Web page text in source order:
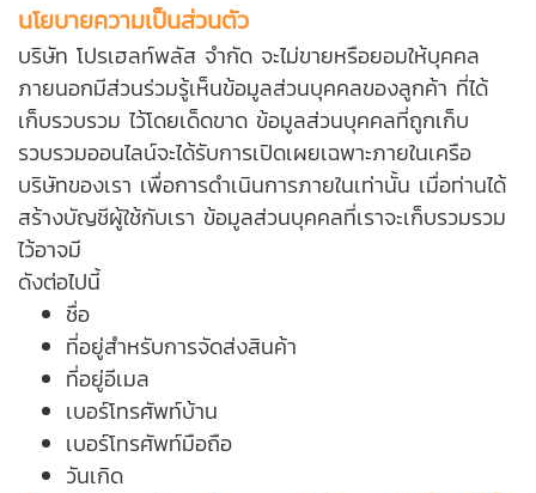
นโยบายความเป็นส่วนตัว
บริษัท โปรเฮลท์พลัส จำกัด จะไม่ขายหรือยอมให้บุคคล
ภายนอกมีส่วนร่วมรู้เห็นข้อมูลส่วนบุคคลของลูกค้า ที่ได้
เก็บรวบรวม ไว้โดยเด็ดขาด ข้อมูลส่วนบุคคลที่ถูกเก็บ
รวบรวมออนไลน์จะได้รับการเปิดเผยเฉพาะภายในเครือ
บริษัทของเรา เพื่อการดำเนินการภายในเท่านั้น เมื่อท่านได้
สร้างบัญชีผู้ใช้กับเรา ข้อมูลส่วนบุคคลที่เราจะเก็บรวมรวม
ไว้อาจมี
ดังต่อไปนี้
ชื่อ
ที่อยู่สำหรับการจัดส่งสินค้า
ที่อยู่อีเมล
เบอร์โทรศัพท์บ้าน
เบอร์โทรศัพท์มือถือ
วันเกิด